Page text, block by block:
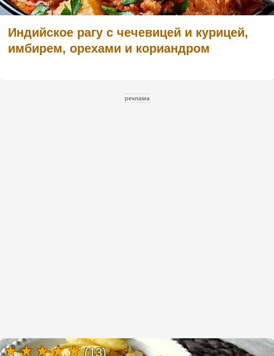
Индийское рагу с чечевицей и курицей,
имбирем, орехами и кориандром
реклама
(13)